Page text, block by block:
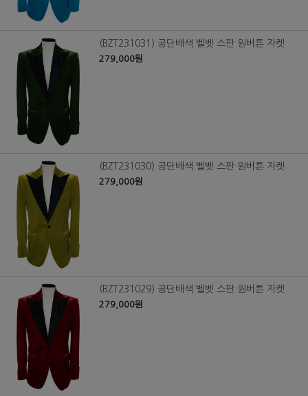
(BZT231031) 공단배색 벨벳 스판 원버튼 자켓
279,000원
(BZT231030) 공단배색 벨벳 스판 원버튼 자켓
279,000원
(BZT231029) 공단배색 벨벳 스판 원버튼 자켓
279,000원